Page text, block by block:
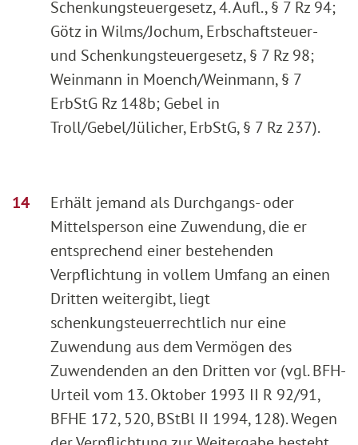
Schenkungsteuergesetz, 4. Aufl., § 7 Rz 94;
Götz in Wilms/Jochum, Erbschaftsteuer-
und Schenkungsteuergesetz, § 7 Rz 98;
Weinmann in Moench/Weinmann, § 7
ErbStG Rz 148b; Gebel in
Troll/Gebel/Jülicher, ErbStG, § 7 Rz 237).
Erhält jemand als Durchgangs- oder
Mittelsperson eine Zuwendung, die er
entsprechend einer bestehenden
Verpflichtung in vollem Umfang an einen
Dritten weitergibt, liegt
schenkungsteuerrechtlich nur eine
Zuwendung aus dem Vermögen des
Zuwendenden an den Dritten vor (vgl. BFH-
Urteil vom 13. Oktober 1993 II R 92/91,
BFHE 172, 520, BStBl II 1994, 128). Wegen